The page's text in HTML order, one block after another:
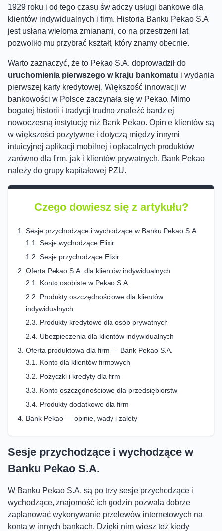
1929 roku i od tego czasu świadczy usługi bankowe dla
klientów indywidualnych i firm. Historia Banku Pekao S.A
jest usłana wieloma zmianami, co na przestrzeni lat
pozwoliło mu przybrać kształt, który znamy obecnie.
Warto zaznaczyć, że to Pekao S.A. doprowadził do
uruchomienia pierwszego w kraju bankomatu i wydania
pierwszej karty kredytowej. Większość innowacji w
bankowości w Polsce zaczynała się w Pekao. Mimo
bogatej historii i tradycji trudno znaleźć bardziej
nowoczesną instytucję niż Bank Pekao. Opinie klientów są
w większości pozytywne i dotyczą między innymi
intuicyjnej aplikacji mobilnej i opłacalnych produktów
zarówno dla firm, jak i klientów prywatnych. Bank Pekao
należy do grupy kapitałowej PZU.
Czego dowiesz się z artykułu?
Sesje przychodzące i wychodzące w Banku Pekao S.A.
Sesje wychodzące Elixir
Sesje przychodzące Elixir
Oferta Pekao S.A. dla klientów indywidualnych
Konto osobiste w Pekao S.A.
Produkty oszczędnościowe dla klientów
indywidualnych
Produkty kredytowe dla osób prywatnych
Ubezpieczenia dla klientów indywidualnych
Oferta produktowa dla firm — Bank Pekao S.A.
Konto dla klientów firmowych
Pożyczki i kredyty dla firm
Konto oszczędnościowe dla przedsiębiorstw
Produkty dodatkowe dla firm
Bank Pekao — opinie, wady i zalety
Sesje przychodzące i wychodzące w
Banku Pekao S.A.
W Banku Pekao S.A. są po trzy sesje przychodzące i
wychodzące, znajomość ich godzin pozwala dobrze
zaplanować wykonywanie przelewów internetowych na
konta w innych bankach. Dzięki nim wiesz też kiedy